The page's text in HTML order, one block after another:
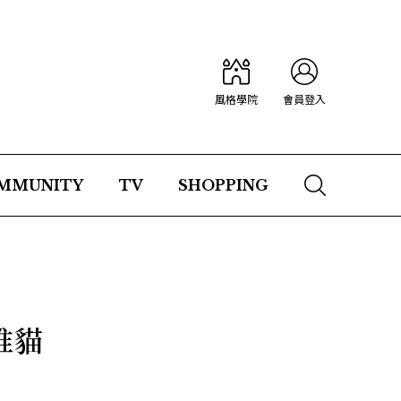
風格學院 會員登入
TV SHOPPING
貓